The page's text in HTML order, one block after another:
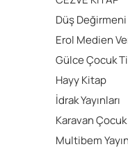
Düş Değirmeni
Erol Medien
Gülce Çocuk
Hayy Kitap
İdrak Yayınları
Karavan Çocuk
Multibem